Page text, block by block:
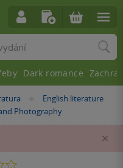
»English literature
Photography
Dark romance